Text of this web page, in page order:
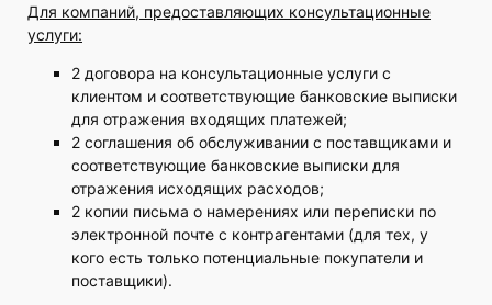
Для компаний, предоставляющих консультационные
услуги:
2 договора на консультационные услуги с
клиентом и соответствующие банковские выписки
для отражения входящих платежей;
2 соглашения об обслуживании с поставщиками и
соответствующие банковские выписки для
отражения исходящих расходов;
2 копии письма о намерениях или переписки по
электронной почте с контрагентами (для тех, у
кого есть только потенциальные покупатели и
поставщики).